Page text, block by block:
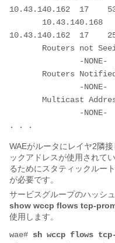
10.43.140.162  17
10.43.140.162  17
WAEがルータにレイヤ2隣
ックアドレスが使用されて
るためにスタティックルー
が必要です。
サービスグループのハッシ
show wccp flows tcp-
使用します。
wae# sh wccp flows